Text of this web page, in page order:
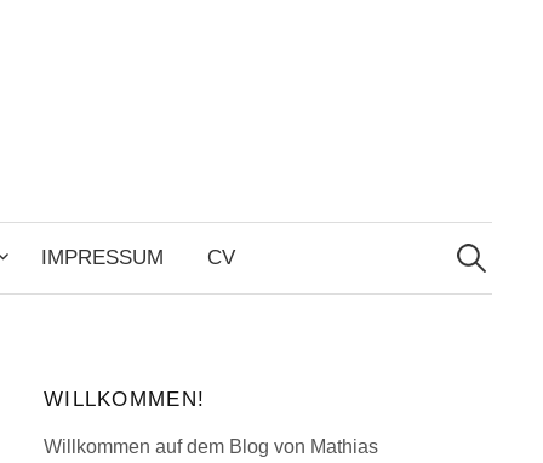
IMPRESSUM CV
Search
for:
WILLKOMMEN!
Willkommen auf dem Blog von Mathias